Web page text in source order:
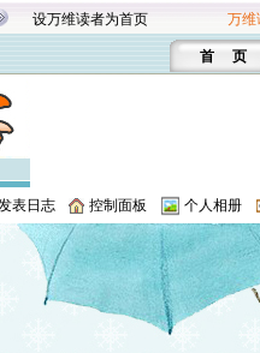
设万维读者为首页 万维
首 页
表日志 控制面板 个人相册